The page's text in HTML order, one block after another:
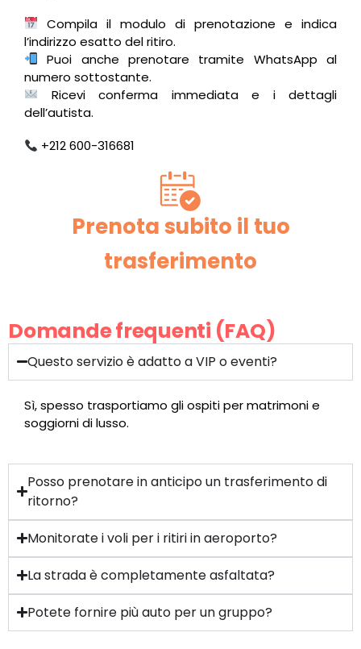
Compila il modulo di prenotazione e indica
l’indirizzo esatto del ritiro.
Puoi anche prenotare tramite WhatsApp al
numero sottostante.
Ricevi conferma immediata e i dettagli
dell’autista.
+212 600-316681
Prenota subito il tuo
trasferimento
Domande frequenti (FAQ)
Questo servizio è adatto a VIP o eventi?
Sì, spesso trasportiamo gli ospiti per matrimoni e
soggiorni di lusso.
Posso prenotare in anticipo un trasferimento di
ritorno?
Monitorate i voli per i ritiri in aeroporto?
La strada è completamente asfaltata?
Potete fornire più auto per un gruppo?